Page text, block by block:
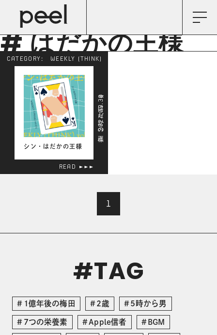
# はだかの王様
シン・はだかの王様
CATEGORY: WEEKLY (THINK)
2024.09.30
# はだかの王様
READ
1
#TAG
1億年後の梅田 2歳 5時から男
7つの栄養素 Apple信者 BGM